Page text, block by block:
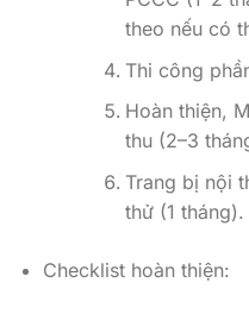
theo nếu có
Thi công
Hoàn thiện,
thu (2–3
Trang bị nội
thử (1 tháng).
Checklist hoàn thiện: